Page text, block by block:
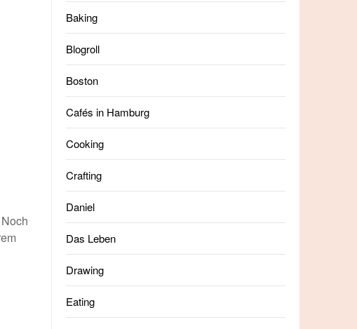
Baking
Blogroll
Boston
Cafés in Hamburg
Cooking
Crafting
Daniel
Das Leben
Drawing
Eating